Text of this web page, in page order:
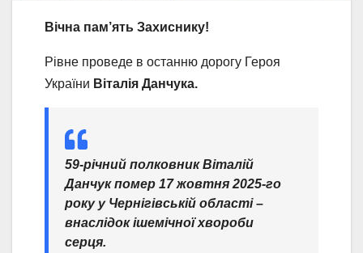
Вічна пам’ять Захиснику!
Рівне проведе в останню дорогу Героя
України Віталія Данчука.
59-річний полковник Віталій
Данчук помер 17 жовтня 2025-го
року у Чернігівській області –
внаслідок ішемічної хвороби
серця.